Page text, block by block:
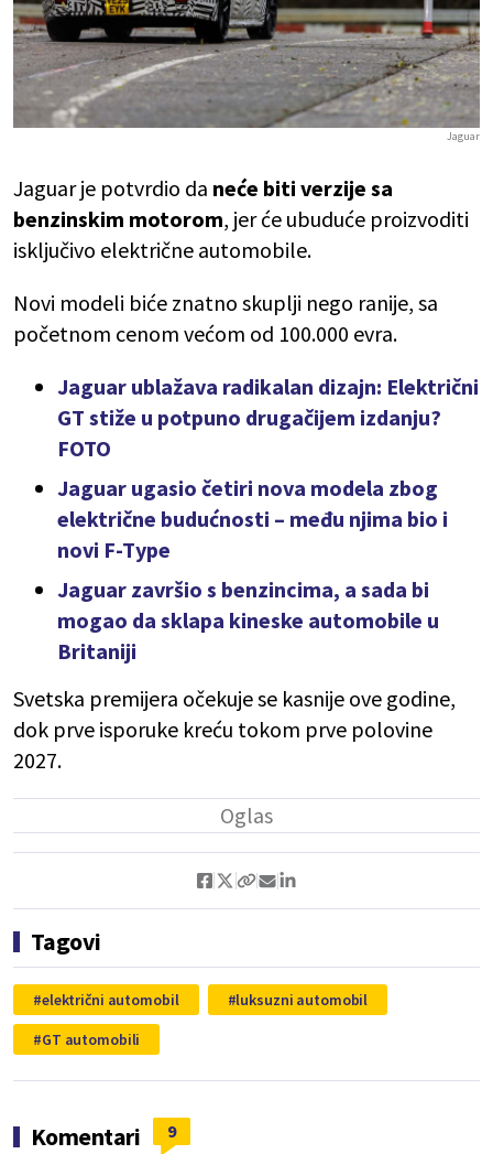
Jaguar
Jaguar je potvrdio da neće biti verzije sa
benzinskim motorom, jer će ubuduće proizvoditi
isključivo električne automobile.
Novi modeli biće znatno skuplji nego ranije, sa
početnom cenom većom od 100.000 evra.
Jaguar ublažava radikalan dizajn: Električni
GT stiže u potpuno drugačijem izdanju?
FOTO
Jaguar ugasio četiri nova modela zbog
električne budućnosti – među njima bio i
novi F-Type
Jaguar završio s benzincima, a sada bi
mogao da sklapa kineske automobile u
Britaniji
Svetska premijera očekuje se kasnije ove godine,
dok prve isporuke kreću tokom prve polovine
2027.
Tagovi
električni automobil
luksuzni automobil
GT automobili
Komentari 9